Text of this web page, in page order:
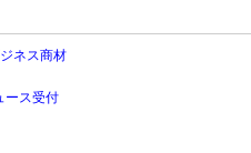
ネス商材
ース受付